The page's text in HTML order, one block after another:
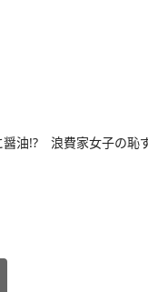
醤油!? 浪費家女子の恥